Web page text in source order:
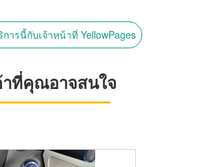
ารนี้กับเจ้าหน้าที่ YellowPages
ที่คุณอาจสนใจ